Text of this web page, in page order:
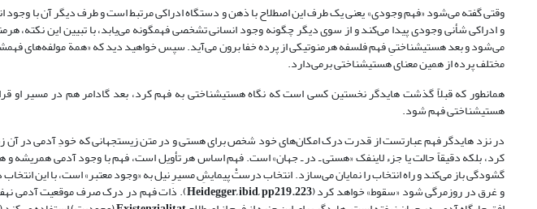
وقتی گفته می‌شود «فهم وجودی» یعنی یک طرف این اصطلاح با ذهن و دستگاه ادراکی مرتبط است و طرف دیگر آن با وجود
و ادراکی شأنی وجودی پیدا می‌کند و از سوی دیگر چگونه وجود انسانی تشخصی فهم‏گونه می‌یابد، با تبیین این
می‌شود و بعد هستی‏شناختیِ فهم فلسفه هرمنوتیکی از پرده خفا برون می‌آید. سپس خواهید دید که «همة مولفه‌های
مختلف پرده از همین معنای هستی‏شناختی برمی‌دارد.
همانطور که قبلاً گذشت هایدگر نخستین کسی است که نگاه هستی‏شناختی به فهم کرد، بعد گادامر هم در مسیر او
هستی‏شناختی فهم شود.
در نزد هایدگر فهم عبارتست از قدرت درک امکان‌های خود شخص برای هستی و در متن زیست‏جهانی که خودِ آدمی در
گشودگی باز می‌کند و راه انتخاب را نمایان می‌سازد. انتخاب درستْ پیمایشِ مسیرِ نیل به «وجود معتبر» است، با این
و غرق در روزمرگی شود «سقوط» خواهد کرد (Heidegger, ibid, pp219.223). ذات فهم در درک صرف موقعیت آدمی